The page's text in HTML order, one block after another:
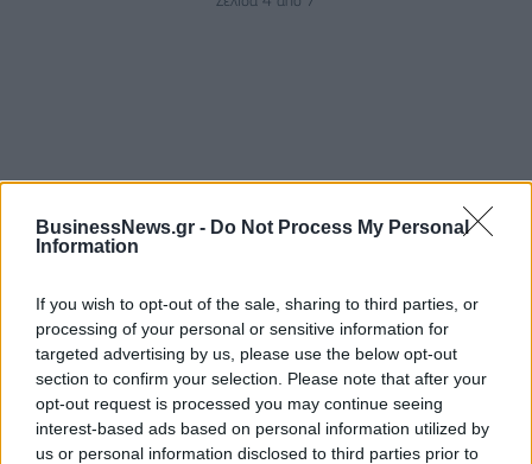
BusinessNews.gr - Do Not Process My Personal
Information
If you wish to opt-out of the sale, sharing to third parties, or
processing of your personal or sensitive information for
targeted advertising by us, please use the below opt-out
section to confirm your selection. Please note that after your
opt-out request is processed you may continue seeing
interest-based ads based on personal information utilized by
us or personal information disclosed to third parties prior to
ΡΟΗ ΕΙΔΗΣΕΩΝ
Κορυφώνεται η έξοδος του Αυγούστου – Πάνω από
56.000 επιβάτες αναχωρούν σήμερα από τα
λιμάνια της Αττικής
08/08/2026 - 14:30 ΕΛΛΑΔΑ